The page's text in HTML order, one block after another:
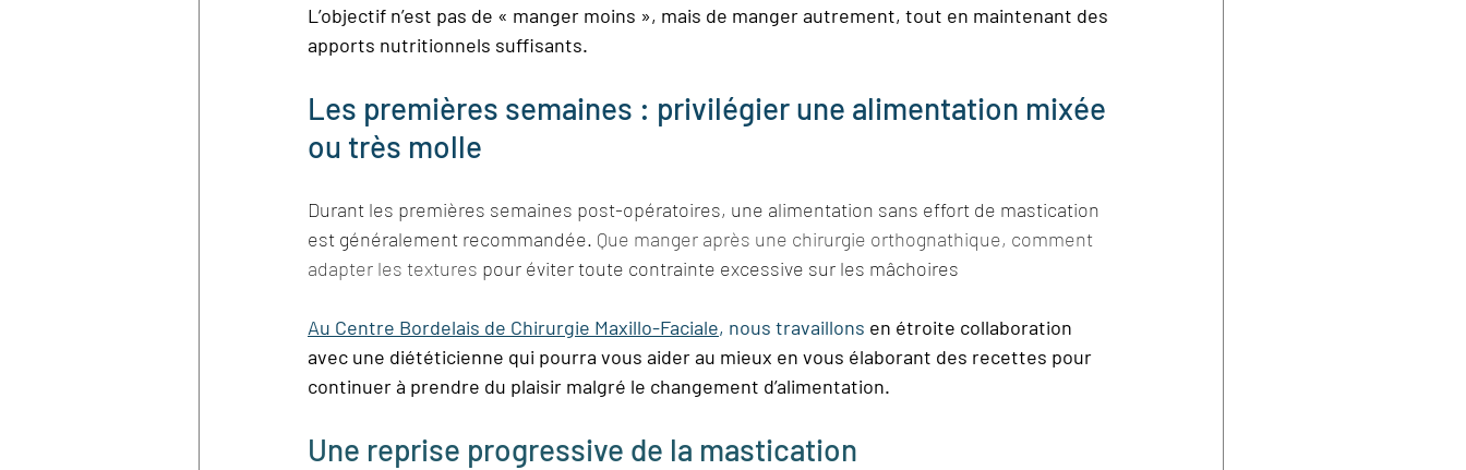
L’objectif n’est pas de « manger moins », mais de manger autrement, tout en maintenant des
apports nutritionnels suffisants.
Les premières semaines : privilégier une alimentation mixée
ou très molle
Durant les premières semaines post-opératoires, une alimentation sans effort de mastication
est généralement recommandée. Que manger après une chirurgie orthognathique, comment
adapter les textures pour éviter toute contrainte excessive sur les mâchoires
Au Centre Bordelais de Chirurgie Maxillo-Faciale, nous travaillons en étroite collaboration
avec une diététicienne qui pourra vous aider au mieux en vous élaborant des recettes pour
continuer à prendre du plaisir malgré le changement d’alimentation.
Une reprise progressive de la mastication